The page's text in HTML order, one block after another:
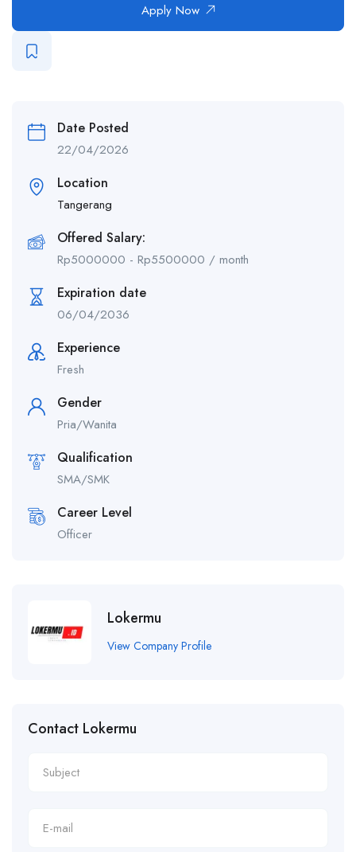
Apply Now
Date Posted
22/04/2026
Location
Tangerang
Offered Salary:
Rp5000000 - Rp5500000 / month
Expiration date
06/04/2036
Experience
Fresh
Gender
Pria/Wanita
Qualification
SMA/SMK
Career Level
Officer
Lokermu
View Company Profile
Contact Lokermu